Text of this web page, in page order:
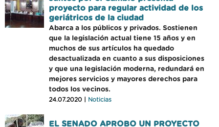
proyecto para regular actividad de los
geriátricos de la ciudad
Abarca a los públicos y privados. Sostienen
que la legislación actual tiene 15 años y en
muchos de sus artículos ha quedado
desactualizada en cuanto a sus disposiciones
y que una legislación moderna, redundará en
mejores servicios y mayores derechos para
todos los vecinos.
24.07.2020 | Noticias
EL SENADO APROBO UN PROYECTO